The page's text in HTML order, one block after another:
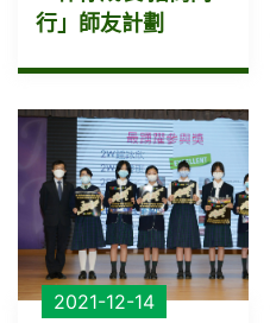
行」師友計劃
2021-12-14